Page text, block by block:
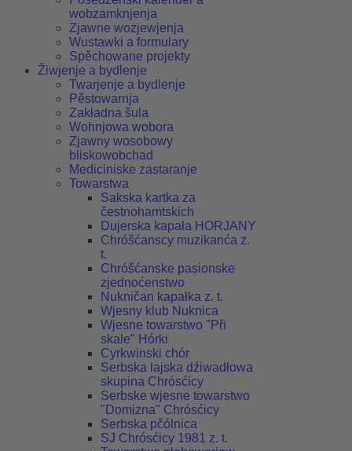
wobzamknjenja
Zjawne wozjewjenja
Wustawki a formulary
Spěchowane projekty
Žiwjenje a bydlenje
Twarjenje a bydlenje
Pěstowarnja
Zakładna šula
Wohnjowa wobora
Zjawny wosobowy
bliskowobchad
Mediciniske zastaranje
Towarstwa
Sakska kartka za
čestnohamtskich
Dujerska kapała HORJANY
Chróšćanscy muzikanća z.
t.
Chróšćanske pasionske
zjednoćenstwo
Nukničan kapałka z. t.
Wjesny klub Nuknica
Wjesne towarstwo "Při
skale" Hórki
Cyrkwinski chór
Serbska lajska dźiwadłowa
skupina Chrósćicy
Serbske wjesne towarstwo
"Domizna" Chrósćicy
Serbska pčólnica
SJ Chrósćicy 1981 z. t.